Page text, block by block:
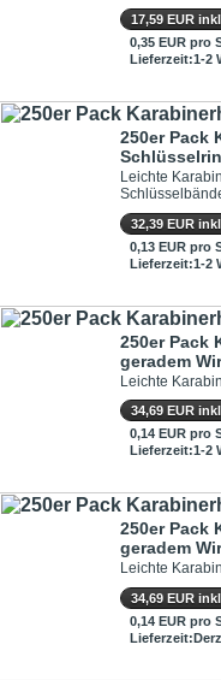
17,59 EUR
0,35 EUR pro
Lieferzeit:1-2
250er Pack
Leichte
32,39 EUR
0,13 EUR pro
Lieferzeit:1-2
250er Pack
geradem
Leichte
34,69 EUR
0,14 EUR pro
Lieferzeit:1-2
250er Pack
geradem
Leichte
34,69 EUR
0,14 EUR pro